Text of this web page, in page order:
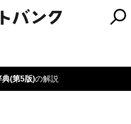
(第5版)の解説